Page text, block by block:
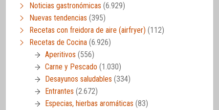
Noticias gastronómicas (6.929)
Nuevas tendencias (395)
Recetas con freidora de aire (airfryer) (112)
Recetas de Cocina (6.926)
Aperitivos (556)
Carne y Pescado (1.030)
Desayunos saludables (334)
Entrantes (2.672)
Especias, hierbas aromáticas (83)